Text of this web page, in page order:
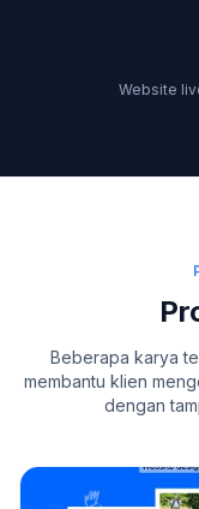
Website
Beberapa karya
membantu klien
dengan